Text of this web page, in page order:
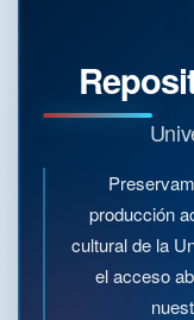
producción
cultural de la
el acceso